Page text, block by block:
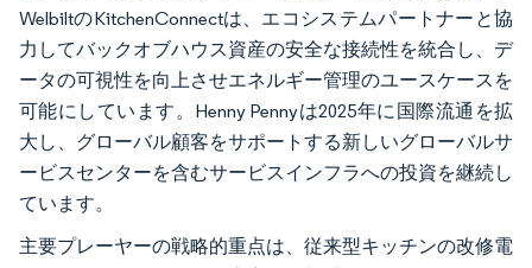
WelbiltのKitchenConnectは、エコシステムパートナーと協
力してバックオブハウス資産の安全な接続性を統合し、デ
ータの可視性を向上させエネルギー管理のユースケースを
可能にしています。Henny Pennyは2025年に国際流通を拡
大し、グローバル顧客をサポートする新しいグローバルサ
ービスセンターを含むサービスインフラへの投資を継続し
ています。
主要プレーヤーの戦略的重点は、従来型キッチンの改修電